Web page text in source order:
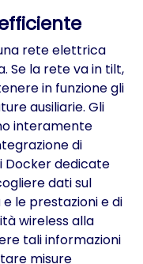
rete elettrica
Se la rete va in tilt,
in funzione gli
ausiliarie. Gli
interamente
di
Docker dedicate
dati sul
le prestazioni e di
wireless alla
tali informazioni
misure